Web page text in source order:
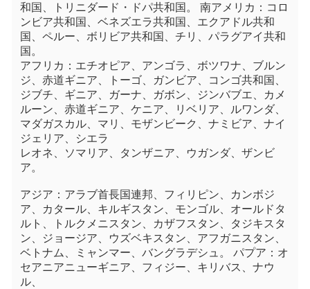
和国、トリニダード・ドパ共和国。 南アメリカ：コロ
ンビア共和国、ベネズエラ共和国、エクアドル共和
国、ペルー、ボリビア共和国、チリ、パラグアイ共和
国。
アフリカ：エチオピア、アンゴラ、ボツワナ、ブルン
ジ、赤道ギニア、トーゴ、ガンビア、コンゴ共和国、
ジブチ、ギニア、ガーナ、ガボン、ジンバブエ、カメ
ルーン、赤道ギニア、ケニア、リベリア、ルワンダ、
マダガスカル、マリ、モザンビーク、ナミビア、ナイ
ジェリア、シエラ
レオネ、ソマリア、タンザニア、ウガンダ、ザンビ
ア。
アジア：アラブ首長国連邦、フィリピン、カンボジ
ア、カタール、キルギスタン、モンゴル、オールドタ
ルト、トルクメニスタン、カザフスタン、タジキスタ
ン、ジョージア、ウズベキスタン、アフガニスタン、
ベトナム、ミャンマー、バングラデシュ。 パプア：オ
セアニアニューギニア、フィジー、キリバス、ナウ
ル、